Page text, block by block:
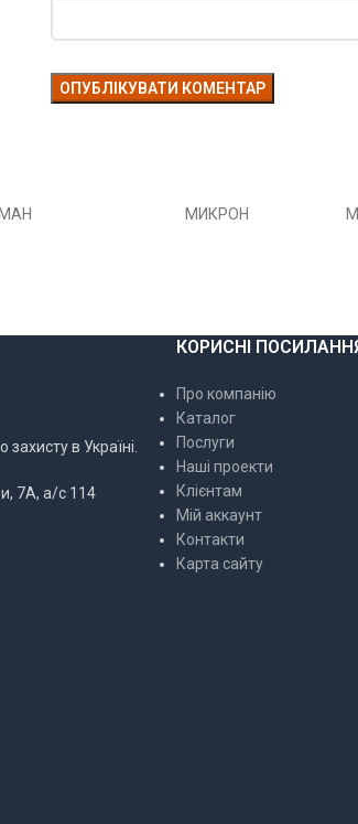
МИКРОН
в Україні.
7А, а/с 114
КОРИСНІ
Про компанію
Каталог
Послуги
Наші проекти
Клієнтам
Мій аккаунт
Контакти
Карта сайту